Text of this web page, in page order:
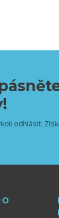
odhlásit.